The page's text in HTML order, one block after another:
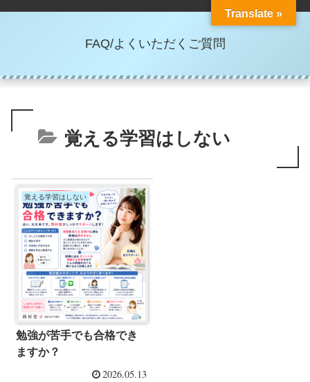
FAQ/よくいただくご質問
覚える学習はしない
覚える学習はしない
勉強が苦手でも合格でき
ますか？
2026.05.13
Translate »